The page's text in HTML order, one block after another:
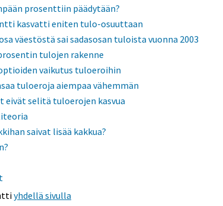
prosenttiin päädytään?
kasvatti eniten tulo-osuuttaan
väestöstä sai sadasosan tuloista vuonna 2003
tulojen rakenne
vaikutus tuloeroihin
tuloeroja aiempaa vähemmän
eivät selitä tuloerojen kasvua
saivat lisää kakkua?
yhdellä sivulla